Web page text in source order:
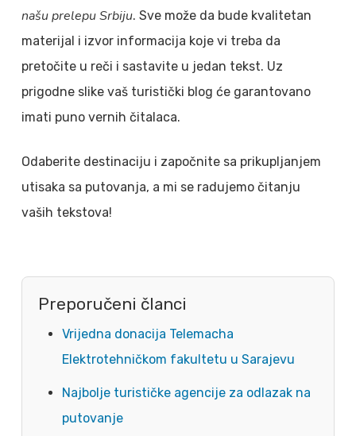
našu prelepu Srbiju. Sve može da bude kvalitetan
materijal i izvor informacija koje vi treba da
pretočite u reči i sastavite u jedan tekst. Uz
prigodne slike vaš turistički blog će garantovano
imati puno vernih čitalaca.
Odaberite destinaciju i započnite sa prikupljanjem
utisaka sa putovanja, a mi se radujemo čitanju
vaših tekstova!
Preporučeni članci
Vrijedna donacija Telemacha
Elektrotehničkom fakultetu u Sarajevu
Najbolje turističke agencije za odlazak na
putovanje